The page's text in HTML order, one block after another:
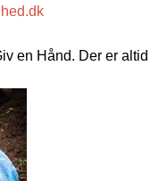
en Hånd. Der er altid